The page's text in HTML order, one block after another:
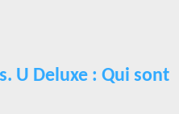
U Deluxe : Qui sont